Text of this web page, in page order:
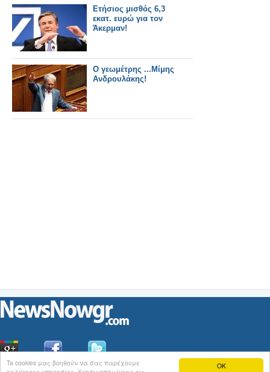
OK
Ta cookies μας βοηθούν να σας παρέχουμε
Ετήσιος μισθός 6,3
εκατ. ευρώ για τον
Άκερμαν!
Ο γεωμέτρης ...Μίμης
Ανδρουλάκης!